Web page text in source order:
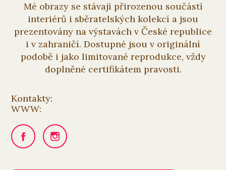
Mé obrazy se stávají přirozenou součástí
interiérů i sběratelských kolekcí a jsou
prezentovány na výstavách v České republice
i v zahraničí. Dostupné jsou v originální
podobě i jako limitované reprodukce, vždy
doplněné certifikátem pravosti.
Kontakty:
WWW: